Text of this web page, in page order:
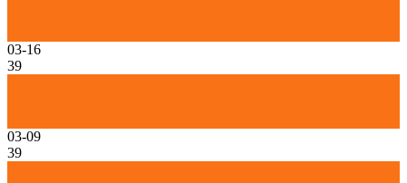
03-16
39
03-09
39